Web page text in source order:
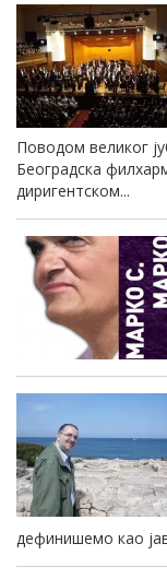
Поводом великог
Београдска
диригентском...
дефинишемо као